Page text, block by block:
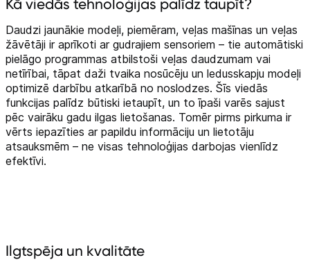
Kā viedās tehnoloģijas palīdz taupīt?
Daudzi jaunākie modeļi, piemēram, veļas mašīnas un veļas
žāvētāji ir aprīkoti ar gudrajiem sensoriem – tie automātiski
pielāgo programmas atbilstoši veļas daudzumam vai
netīrībai, tāpat daži tvaika nosūcēju un ledusskapju modeļi
optimizē darbību atkarībā no noslodzes. Šīs viedās
funkcijas palīdz būtiski ietaupīt, un to īpaši varēs sajust
pēc vairāku gadu ilgas lietošanas. Tomēr pirms pirkuma ir
vērts iepazīties ar papildu informāciju un lietotāju
atsauksmēm – ne visas tehnoloģijas darbojas vienlīdz
efektīvi.
Ilgtspēja un kvalitāte